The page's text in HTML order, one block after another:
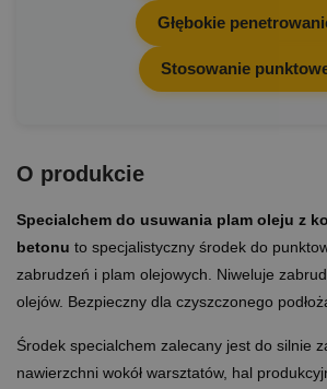
Głębokie
Stosowanie
O produkcie
Specialchem do usuwania plam oleju z
betonu to specjalistyczny środek do
zabrudzeń i plam olejowych. Niweluje
olejów. Bezpieczny dla czyszczonego
Środek specialchem zalecany jest do silnie
nawierzchni wokół warsztatów, hal